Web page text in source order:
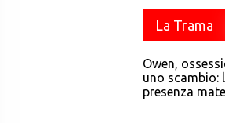
La Trama
Owen,
uno scambio:
presenza